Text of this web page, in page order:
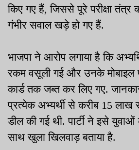
किए गए हैं, जिससे पूरे परीक्षा तंत्र
गंभीर सवाल खड़े हो गए हैं.
भाजपा ने आरोप लगाया है कि
रकम वसूली गई और उनके मोबाइल
कार्ड तक जब्त कर लिए गए.
प्रत्येक अभ्यर्थी से करीब 15
डील की गई थी. पार्टी ने इसे
साथ खुला खिलवाड़ बताया है.